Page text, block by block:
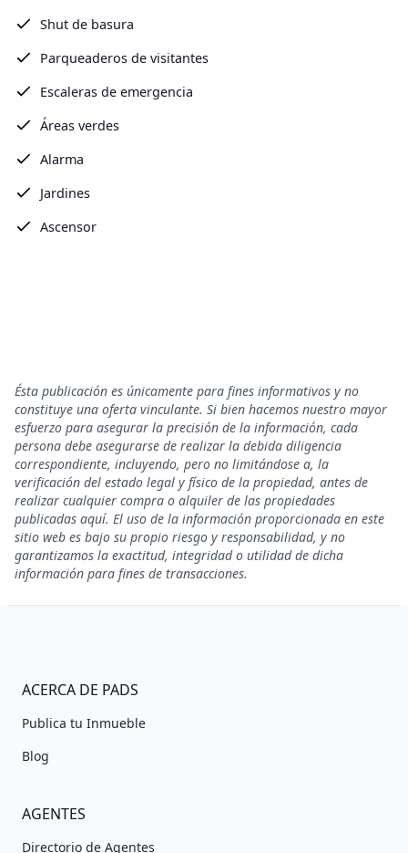
Shut de basura
Parqueaderos de visitantes
Escaleras de emergencia
Áreas verdes
Alarma
Jardines
Ascensor
Ésta publicación es únicamente para fines informativos y no
constituye una oferta vinculante. Si bien hacemos nuestro mayor
esfuerzo para asegurar la precisión de la información, cada
persona debe asegurarse de realizar la debida diligencia
correspondiente, incluyendo, pero no limitándose a, la
verificación del estado legal y físico de la propiedad, antes de
realizar cualquier compra o alquiler de las propiedades
publicadas aquí. El uso de la información proporcionada en este
sitio web es bajo su propio riesgo y responsabilidad, y no
garantizamos la exactitud, integridad o utilidad de dicha
información para fines de transacciones.
ACERCA DE PADS
Publica tu Inmueble
Blog
AGENTES
Directorio de Agentes